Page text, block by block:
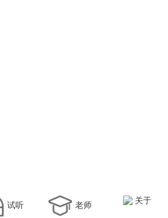
试听 老师 关于